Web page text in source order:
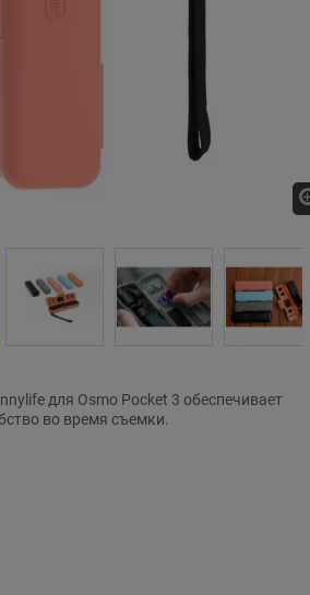
для Osmo Pocket 3 обеспечивает
во время съемки.